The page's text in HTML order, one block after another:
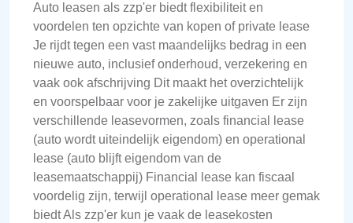
Auto leasen als zzp'er biedt flexibiliteit en
voordelen ten opzichte van kopen of private lease
Je rijdt tegen een vast maandelijks bedrag in een
nieuwe auto, inclusief onderhoud, verzekering en
vaak ook afschrijving Dit maakt het overzichtelijk
en voorspelbaar voor je zakelijke uitgaven Er zijn
verschillende leasevormen, zoals financial lease
(auto wordt uiteindelijk eigendom) en operational
lease (auto blijft eigendom van de
leasemaatschappij) Financial lease kan fiscaal
voordelig zijn, terwijl operational lease meer gemak
biedt Als zzp'er kun je vaak de leasekosten